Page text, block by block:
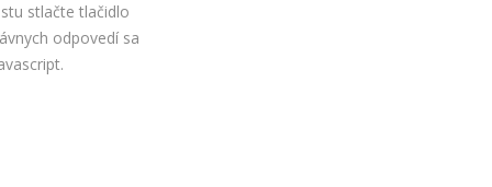
stlačte tlačidlo
odpovedí sa